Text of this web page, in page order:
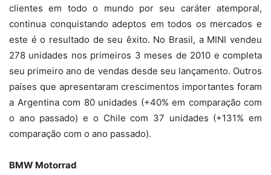
clientes em todo o mundo por seu caráter atemporal,
continua conquistando adeptos em todos os mercados e
este é o resultado de seu êxito. No Brasil, a MINI vendeu
278 unidades nos primeiros 3 meses de 2010 e completa
seu primeiro ano de vendas desde seu lançamento. Outros
países que apresentaram crescimentos importantes foram
a Argentina com 80 unidades (+40% em comparação com
o ano passado) e o Chile com 37 unidades (+131% em
comparação com o ano passado).
BMW Motorrad